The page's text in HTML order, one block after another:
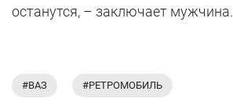
останутся, – заключает мужчина.
#ВАЗ #РЕТРОМОБИЛЬ